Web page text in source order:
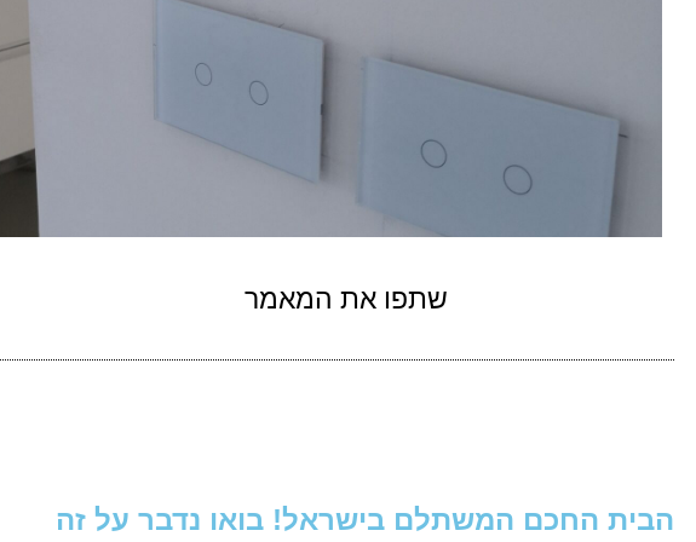
שתפו את המאמר
הבית החכם המשתלם בישראל! בואו נדבר על זה